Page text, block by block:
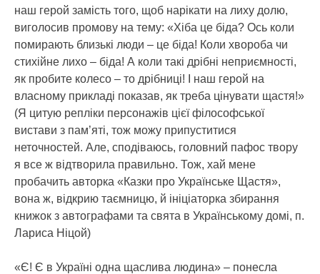
наш герой замість того, щоб нарікати на лиху долю,
виголосив промову на тему: «Хіба це біда? Ось коли
помирають близькі люди – це біда! Коли хвороба чи
стихійне лихо – біда! А коли такі дрібні неприємності,
як пробите колесо – то дрібниці! І наш герой на
власному прикладі показав, як треба цінувати щастя!»
(Я цитую репліки персонажів цієї філософської
вистави з пам’яті, тож можу припуститися
неточностей. Але, сподіваюсь, головний пафос твору
я все ж відтворила правильно. Тож, хай мене
пробачить авторка «Казки про Українське Щастя»,
вона ж, відкрию таємницю, й ініціаторка збирання
книжок з автографами та свята в Українському домі, п.
Лариса Ніцой)
«Є! Є в Україні одна щаслива людина» – понесла